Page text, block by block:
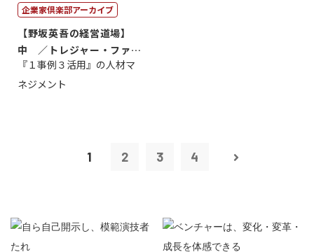
企業家倶楽部アーカイブ
【野坂英吾の経営道場】
中 ／トレジャー・ファク
トリー社長野坂...
『１事例３活用』の人材マ
ネジメント
1 2 3 4